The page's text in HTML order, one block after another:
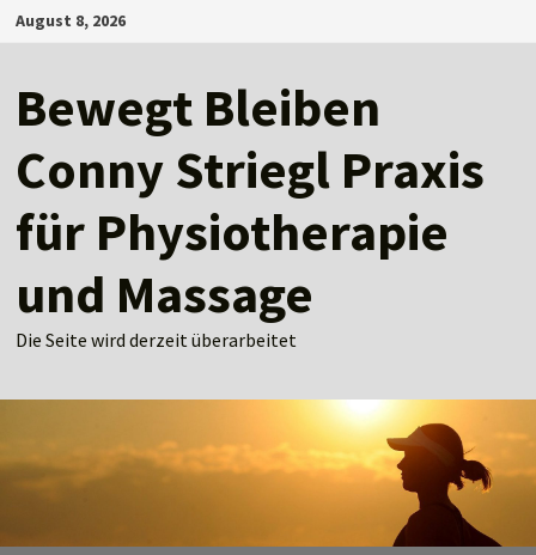
Zum
Inhalt
August 8, 2026
Bewegt Bleiben
Conny Striegl Praxis
für Physiotherapie
und Massage
Die Seite wird derzeit überarbeitet